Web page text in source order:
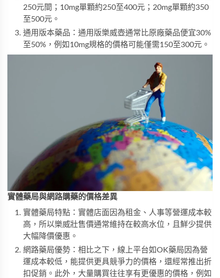
250元間；10mg單顆約250至400元；20mg單顆約350
至500元。
通用版本藥品：通用版樂威壺通常比原廠藥品便宜30%
至50%，例如10mg規格的價格可能僅需150至300元。
實體藥局與網路購藥的價格差異
實體藥局特點：實體店面因為租金、人事等營運成本較
高，所以樂威壯售價通常維持在較高水位，且鮮少提供
大幅降價優惠。
網路藥局優勢：相比之下，線上平台如OK藥局因為營
運成本較低，能提供更具競爭力的價格，還經常推出折
扣促銷。此外，大量購買往往享有更優惠的價格，例如